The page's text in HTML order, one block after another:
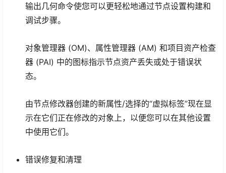
输出几何命令使您可以更轻松地通过节点设置构建和
调试步骤。
对象管理器 (OM)、属性管理器 (AM) 和项目资产检查
器 (PAI) 中的图标指示节点资产丢失或处于错误状
态。
由节点修改器创建的新属性/选择的“虚拟标签”现在显
示在它们正在修改的对象上，以便您可以在其他设置
中使用它们。
错误修复和清理